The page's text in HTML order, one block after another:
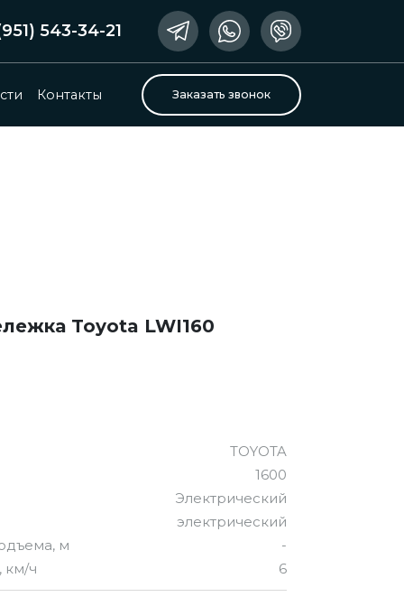
543-34-21
Контакты Заказать звонок
Toyota LWI160
TOYOTA
1600
Электрический
электрический
м
-
км/ч
6